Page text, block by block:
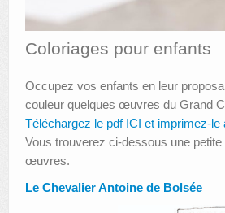
ANIMATIONS DES MUSÉES
PUBLICATIONS
LE PORTAIL DES COLLECTIONS
Coloriages pour enfants
Occupez vos enfants en leur
couleur quelques œuvres du Grand
Téléchargez le pdf ICI et imprimez-le
Vous trouverez ci-dessous une
œuvres.
Le Chevalier Antoine de Bolsée